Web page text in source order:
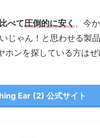
べて圧倒的に安く、今
じゃん！と思わせる製品
ホンを探している方は
Ear (2) 公式サイト